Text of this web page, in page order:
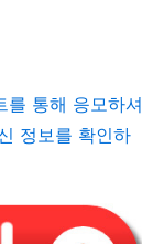
를 통해 응모하셔
정보를 확인하